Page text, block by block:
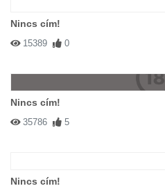
Nincs cím!
15389 0
Nincs cím!
35786 5
Nincs cím!